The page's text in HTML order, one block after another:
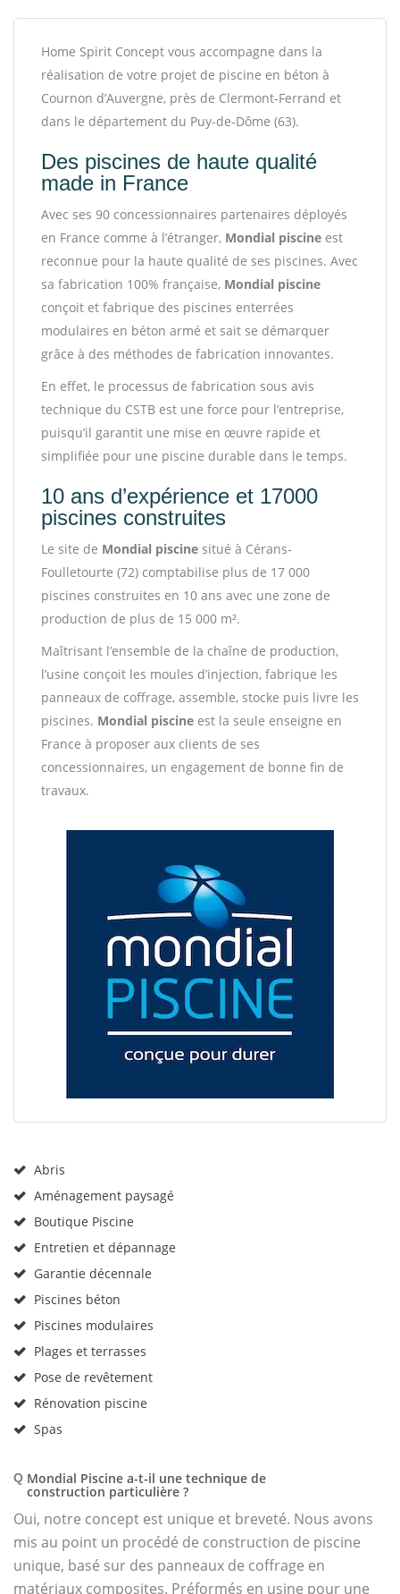
Home Spirit Concept vous accompagne dans la
réalisation de votre projet de piscine en béton à
Cournon d’Auvergne, près de Clermont-Ferrand et
dans le département du Puy-de-Dôme (63).
Des piscines de haute qualité
made in France
Avec ses 90 concessionnaires partenaires déployés
en France comme à l’étranger, Mondial piscine est
reconnue pour la haute qualité de ses piscines. Avec
sa fabrication 100% française, Mondial piscine
conçoit et fabrique des piscines enterrées
modulaires en béton armé et sait se démarquer
grâce à des méthodes de fabrication innovantes.
En effet, le processus de fabrication sous avis
technique du CSTB est une force pour l’entreprise,
puisqu’il garantit une mise en œuvre rapide et
simplifiée pour une piscine durable dans le temps.
10 ans d’expérience et 17000
piscines construites
Le site de Mondial piscine situé à Cérans-
Foulletourte (72) comptabilise plus de 17 000
piscines construites en 10 ans avec une zone de
production de plus de 15 000 m².
Maîtrisant l’ensemble de la chaîne de production,
l’usine conçoit les moules d’injection, fabrique les
panneaux de coffrage, assemble, stocke puis livre les
piscines. Mondial piscine est la seule enseigne en
France à proposer aux clients de ses
concessionnaires, un engagement de bonne fin de
travaux.
Abris
Aménagement paysagé
Boutique Piscine
Entretien et dépannage
Garantie décennale
Piscines béton
Piscines modulaires
Plages et terrasses
Pose de revêtement
Rénovation piscine
Spas
Q Mondial Piscine a-t-il une technique de
construction particulière ?
Oui, notre concept est unique et breveté. Nous avons
mis au point un procédé de construction de piscine
unique, basé sur des panneaux de coffrage en
matériaux composites. Préformés en usine pour une